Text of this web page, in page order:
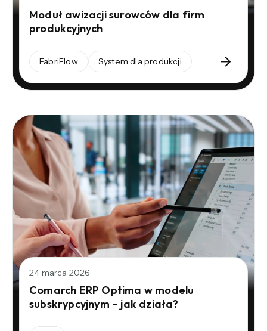
Moduł awizacji surowców dla firm
produkcyjnych
FabriFlow System dla produkcji
24 marca 2026
Comarch ERP Optima w modelu
subskrypcyjnym – jak działa?